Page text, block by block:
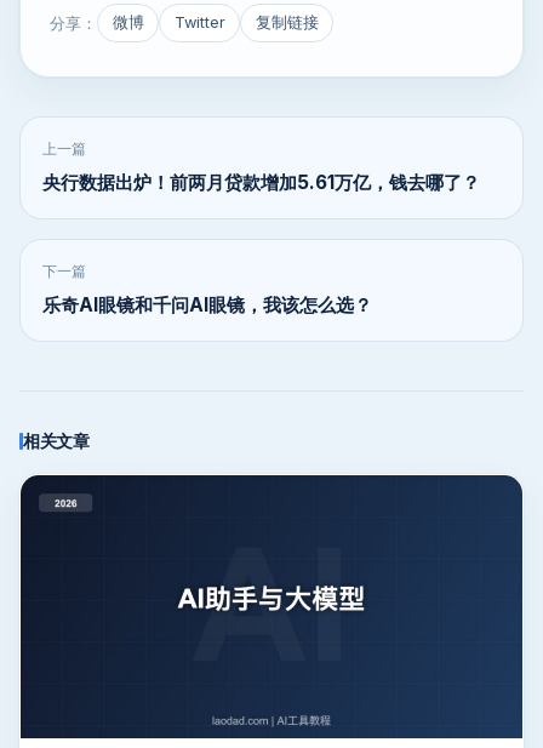
分享： 微博 Twitter 复制链接
上一篇
央行数据出炉！前两月贷款增加5.61万亿，钱去哪了？
下一篇
乐奇AI眼镜和千问AI眼镜，我该怎么选？
相关文章